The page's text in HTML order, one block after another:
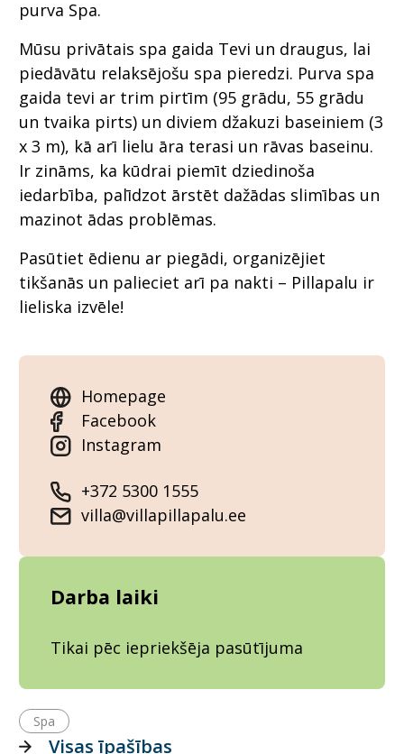
purva Spa.
Mūsu privātais spa gaida Tevi un draugus, lai
piedāvātu relaksējošu spa pieredzi. Purva spa
gaida tevi ar trim pirtīm (95 grādu, 55 grādu
un tvaika pirts) un diviem džakuzi baseiniem (3
x 3 m), kā arī lielu āra terasi un rāvas baseinu.
Ir zināms, ka kūdrai piemīt dziedinoša
iedarbība, palīdzot ārstēt dažādas slimības un
mazinot ādas problēmas.
Pasūtiet ēdienu ar piegādi, organizējiet
tikšanās un palieciet arī pa nakti – Pillapalu ir
lieliska izvēle!
Homepage
Facebook
Instagram
+372 5300 1555
villa@villapillapalu.ee
Darba laiki
Tikai pēc iepriekšēja pasūtījuma
Spa
Visas īpašības